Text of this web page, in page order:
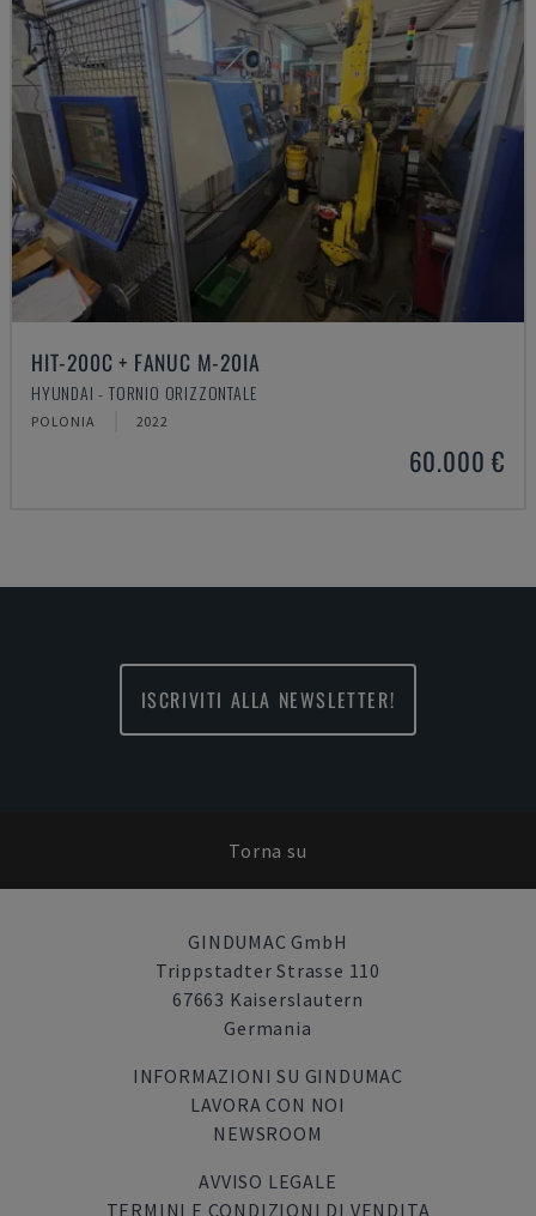
HIT-200C + FANUC M-20IA
HYUNDAI - TORNIO ORIZZONTALE
POLONIA 2022
60.000 €
ISCRIVITI ALLA NEWSLETTER!
Torna su
GINDUMAC GmbH
Trippstadter Strasse 110
67663 Kaiserslautern
Germania
INFORMAZIONI SU GINDUMAC
LAVORA CON NOI
NEWSROOM
AVVISO LEGALE
TERMINI E CONDIZIONI DI VENDITA